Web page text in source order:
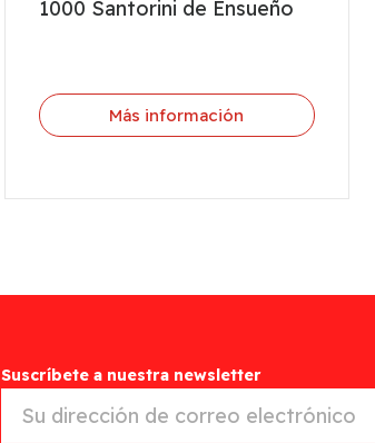
1000 Santorini de Ensueño
Más información
Suscríbete a nuestra newsletter